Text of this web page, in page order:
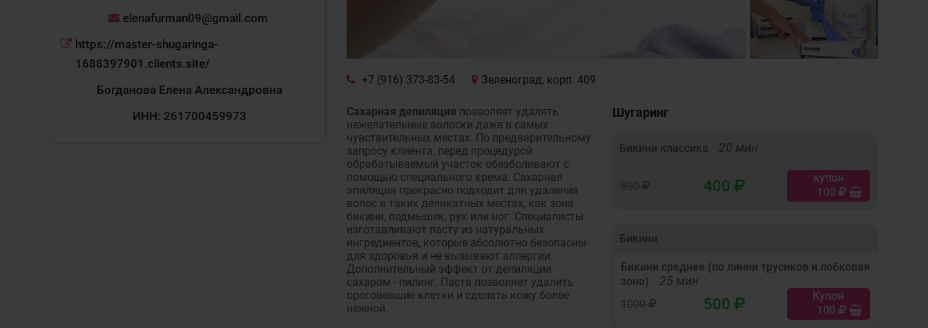
elenafurman09@gmail.com
https://master-shugaringa-
1688397901.clients.site/
Богданова Елена Александровна
ИНН: 261700459973
+7 (916) 373-83-54 Зеленоград, корп. 409
Сахарная депиляция позволяет удалять
нежелательные волоски даже в самых
чувствительных местах. По предварительному
запросу клиента, перед процедурой
обрабатываемый участок обезболивают с
помощью специального крема. Сахарная
эпиляция прекрасно подходит для удаления
волос в таких деликатных местах, как зона
бикини, подмышек, рук или ног. Специалисты
изготавливают пасту из натуральных
ингредиентов, которые абсолютно безопасны
для здоровья и не вызывают аллергии.
Дополнительный эффект от депиляции
сахаром - пилинг. Паста позволяет удалить
ороговевшие клетки и сделать кожу более
нежной.
Шугаринг
Бикини классика 20 мин
800 400
купон
100
Бикини
Бикини среднее (по линии трусиков и лобковая
зона)
25 мин
1000 500
Купон
100